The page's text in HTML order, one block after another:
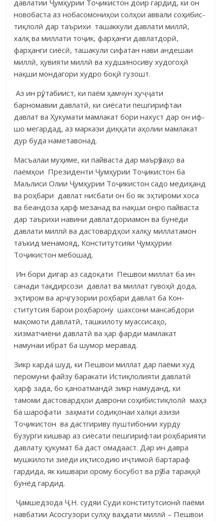
дав­­латии Ҷумҳурии Тоҷикистон до­ир гардид, ки он
новобаста аз нобасомониҳои солҳои аввали соҳибис­
тиқ­лолӣ дар таърихи ташаккули давлати миллӣ,
халқ ва миллати тоҷик, фарҳанги давлатдорӣ,
фарҳанги сиёсӣ, ташакули сифатан нави андешаи
миллӣ, ҳувияти миллӣ ва худшиносиву худогоҳӣ
нақши мондагори худро бо­қӣ гузошт.
Аз ин рӯ, табиист, ки паём ҳамчун ҳуҷҷати
барномавии давлатӣ, ки сиёсати пешгирифтаи
давлат ва Ҳукумати мамлакат бори нахуст дар он иф­
шо мегардад, аз маркази диққати аҳолии мамлакат
дур буда на­ме­та­вонад.
Масъалаи муҳиме, ки пайваста дар маърӯзаҳо ва
паёмҳои Пре­зи­денти Ҷумҳурии Тоҷикистон ба
Маљлиси Олии Ҷумҳурии Тоҷикистон са­до медиҳанд
ва роҳбари давлат нисбати он бо як эҳтироми хоса
ва беан­доза ҳарф мезанад ва нақши онро пайваста
дар таърихи навини дав­лат­дориамон ва бунёди
давлати миллӣ ва дастовардҳои халқу мил­ла­та­мон
таъкид менамояд, Конститутсияи Ҷумҳурии
Тоҷикистон мебо­шад.
Ин бори дигар аз садоқати Пешвои миллат ба ин
санади тақ­ди­рсо­зи давлат ва мил­лат гувоҳӣ дода,
эҳтиром ва арҷгузории роҳбари дав­лат ба Кон­
ститутсия барои роҳбарону шахсони мансабдори
мақо­моти дав­латӣ, таш­ки­лоту муассисаҳо,
хизматчиёни давлатӣ ва ҳар фарди мам­лакат
намунаи ибрат ба шумор меравад.
Зикр карда шуд, ки Пешвои миллат дар паёми худ
перомуни файзу баракати Истиқлолияти давлатӣ
ҳарф зада, бо қаноатмандӣ зикр намуданд, ки
тамоми дастовардҳои даврони соҳибистиқлолӣ маҳз
ба ша­рофати заҳмати содиқонаи халқи азизи
Тоҷикистон ва дастгириву пушти­бонии хурду
бузурги кишвар аз сиёсати пешгирифтаи роҳбарияти
давлату ҳукумат ба даст омадааст. Дар ин давра
мушкилоти зиёди иқтисодию иҷтимоӣ бартараф
гардида, як кишвари орому босубот ва рӯ ба тараққӣ
бун­ёд гардид.
Ҷамшедзода Ҷ.Н. судяи Суди конститутсионӣ паёми
нав­батии Асос­гузори сулҳу ваҳ­дати миллӣ – Пешвои